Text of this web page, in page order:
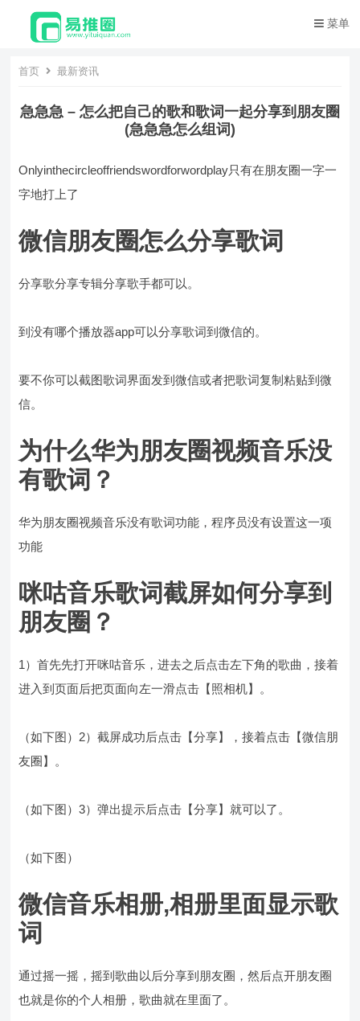
菜单
首页 最新资讯
急急急 – 怎么把自己的歌和歌词一起分享到朋友圈
(急急急怎么组词)
Onlyinthecircleoffriendswordforwordplay只有在朋友圈一字一
字地打上了
微信朋友圈怎么分享歌词
分享歌分享专辑分享歌手都可以。
到没有哪个播放器app可以分享歌词到微信的。
要不你可以截图歌词界面发到微信或者把歌词复制粘贴到微
信。
为什么华为朋友圈视频音乐没
有歌词？
华为朋友圈视频音乐没有歌词功能，程序员没有设置这一项
功能
咪咕音乐歌词截屏如何分享到
朋友圈？
1）首先先打开咪咕音乐，进去之后点击左下角的歌曲，接着
进入到页面后把页面向左一滑点击【照相机】。
（如下图）2）截屏成功后点击【分享】，接着点击【微信朋
友圈】。
（如下图）3）弹出提示后点击【分享】就可以了。
（如下图）
微信音乐相册,相册里面显示歌
词
通过摇一摇，摇到歌曲以后分享到朋友圈，然后点开朋友圈
也就是你的个人相册，歌曲就在里面了。